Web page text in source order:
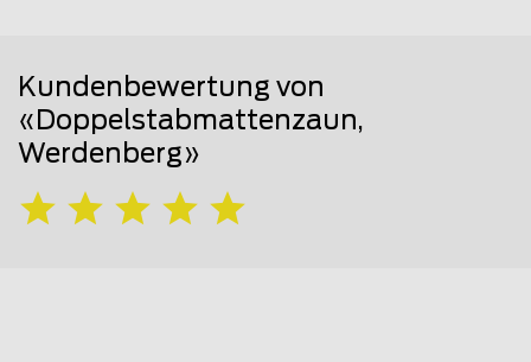
Kundenbewertung von
«Doppelstabmattenzaun,
Werdenberg»